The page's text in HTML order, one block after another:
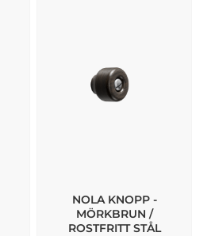
NOLA KNOPP -
MÖRKBRUN /
ROSTFRITT STÅL